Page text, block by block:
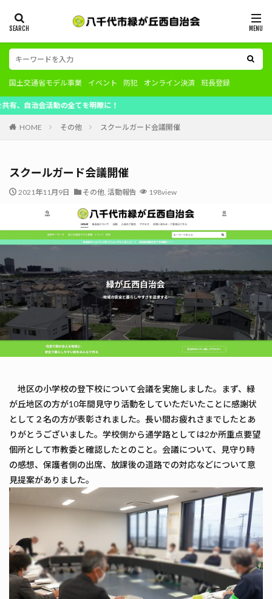
国土交通省モデル事業 イベント 防犯 オンライン決済 班長登録
動の全てを明瞭に！
HOME その他 スクールガード会議開催
スクールガード会議開催
2021年11月9日 その他, 活動報告 198view
地区の小学校の登下校について会議を実施しました。まず、緑
が丘地区の方が10年間見守り活動をしていただいたことに感謝状
として２名の方が表彰されました。長い間お疲れさまでしたとあ
りがとうございました。学校側から通学路としては2か所重点要望
個所として市教委と確認したとのこと。会議について、見守り時
の感想、保護者側の出席、放課後の道路での対応などについて意
見提案がありました。